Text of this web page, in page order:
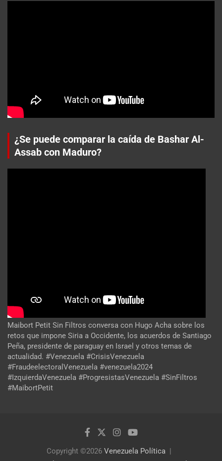
¿Se puede comparar la caída de Bashar Al-
Assab con Maduro?
Maibort Petit Sin Filtros conversa con Hugo Acha sobre los
retos que impone Siria a Occidente, los acuerdos de Santiago
Peña, presidente de paraguay en Israel y otros temas de
actualidad. #Venezuela #CrisisVenezuela
#FraudeelectoralVenezuela #venezuela2024
#IzquierdaVenezuela #ProgresistasVenezuela #SinFiltros
#MaibortPetit
Copyright ©2026 Venezuela Política